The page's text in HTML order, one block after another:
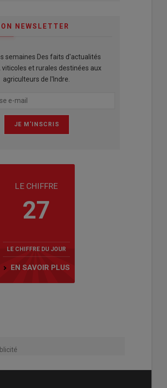
NEWSLETTER
semaines Des faits d'actualités
viticoles et rurales destinées aux
agriculteurs de l'Indre.
LE CHIFFRE
27
LE CHIFFRE DU JOUR
EN SAVOIR PLUS